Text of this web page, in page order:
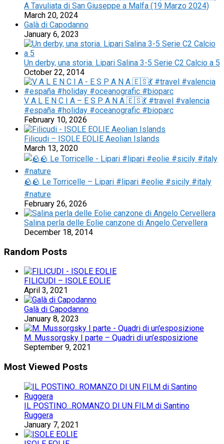
A Tavuliata di San Giuseppe a Malfa (19 Marzo 2024)
March 20, 2024
Galà di Capodanno
January 6, 2023
Un derby, una storia. Lipari Salina 3-5 Serie C2 Calcio a 5
October 22, 2014
V A L E N C I A – E S P A N A 🇪🇸💃 #travel #valencia
#españa #holiday #oceanografic #bioparc
February 10, 2026
Filicudi – ISOLE EOLIE Aeolian Islands
March 13, 2020
🪨🪨 Le Torricelle – Lipari #lipari #eolie #sicily #italy
#nature
February 26, 2026
Salina perla delle Eolie canzone di Angelo Cervellera
December 18, 2014
Random Posts
FILICUDI – ISOLE EOLIE
April 3, 2021
Galà di Capodanno
January 8, 2023
M. Mussorgsky I parte – Quadri di un’esposizione
September 9, 2021
Most Viewed Posts
IL POSTINO…ROMANZO DI UN FILM di Santino
Ruggera
January 7, 2021